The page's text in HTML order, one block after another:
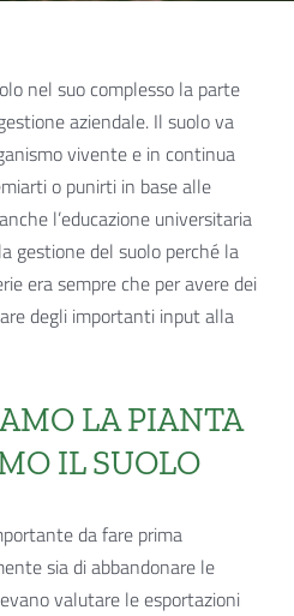
nel suo complesso la parte
aziendale. Il suolo va
vivente e in continua
o punirti in base alle
l’educazione universitaria
gestione del suolo perché la
era sempre che per avere dei
degli importanti input alla
LA PIANTA
IL SUOLO
da fare prima
sia di abbandonare le
valutare le esportazioni